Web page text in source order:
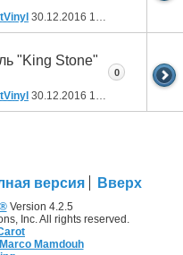
30.12.2016 14:09
"King Stone"
30.12.2016 14:04
0
версия Вверх
Version 4.2.5
Inc. All rights reserved.
Marco Mamdouh